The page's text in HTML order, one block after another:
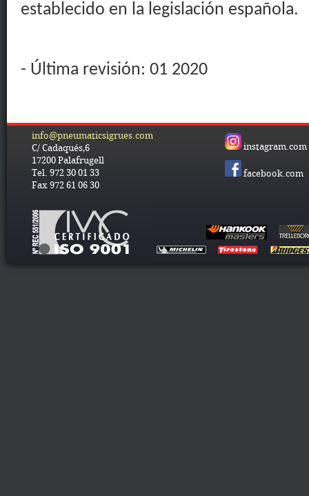
establecido en la legislación española.
- Última revisión: 01 2020
info@pneumaticsigrues.com
C/ Cadaqués,6
17200 Palafrugell
Tel. 972 30 01 33
Fax 972 61 06 30
instagram.com
facebook.com